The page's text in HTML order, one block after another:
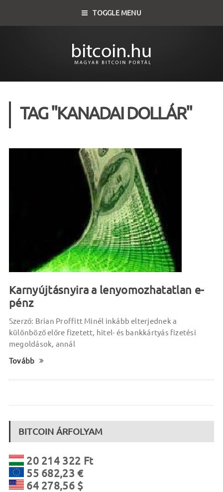
TOGGLE MENU
TAG "KANADAI DOLLÁR"
Karnyújtásnyira a lenyomozhatatlan e-
pénz
Szerző: Brian Proffitt Minél inkább elterjednek a
különböző előre fizetett, hitel- és bankkártyás fizetési
megoldások, annál
Tovább
BITCOIN ÁRFOLYAM
20 214 322 Ft
55 682,23 €
64 278,56 $